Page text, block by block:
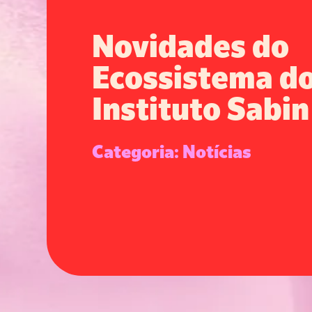
Novidades do
Ecossistema
Instituto Sabin
Categoria: Notícias